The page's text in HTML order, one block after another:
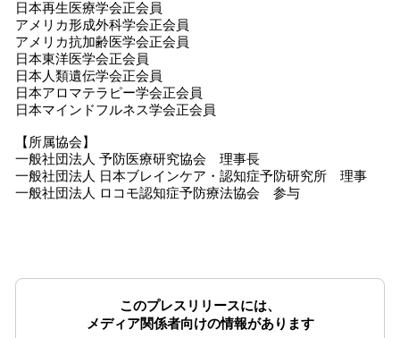
日本再生医療学会正会員
アメリカ形成外科学会正会員
アメリカ抗加齢医学会正会員
日本東洋医学会正会員
日本人類遺伝学会正会員
日本アロマテラピー学会正会員
日本マインドフルネス学会正会員
【所属協会】
一般社団法人 予防医療研究協会 理事長
一般社団法人 日本ブレインケア・認知症予防研究所 理事
一般社団法人 ロコモ認知症予防療法協会 参与
このプレスリリースには、
メディア関係者向けの情報があります